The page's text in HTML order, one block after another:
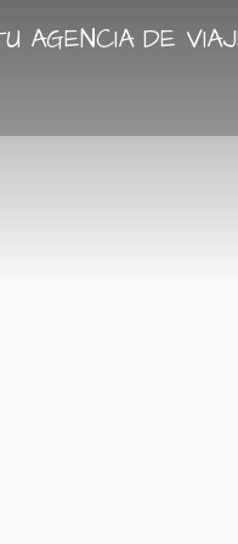
AGENCIA DE